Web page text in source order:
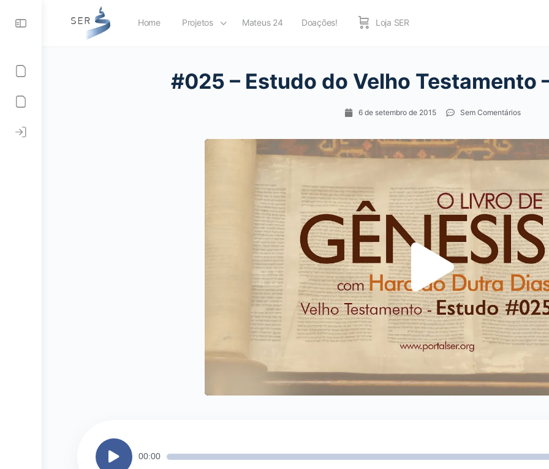
Home Projetos Mateus 24 Doações! Loja SER
#025 – Estudo do Velho Testamento
6 de setembro de 2015 Sem Comentários
Tocador
de
00:00